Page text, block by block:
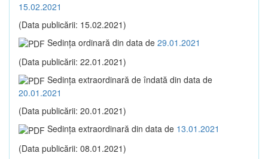
15.02.2021
(Data publicării: 15.02.2021)
Sedinţa ordinară din data de 29.01.2021
(Data publicării: 22.01.2021)
Sedinţa extraordinară de îndată din data de
20.01.2021
(Data publicării: 20.01.2021)
Sedinţa extraordinară din data de 13.01.2021
(Data publicării: 08.01.2021)